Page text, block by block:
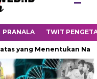
PRANALA TWIT
yang Menentukan Nasib